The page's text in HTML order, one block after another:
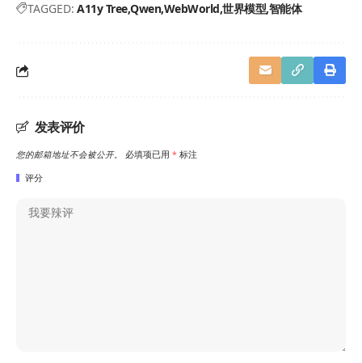
TAGGED: A11y TreeQwen WebWorld 世界模型 智能体
发表评价
您的邮箱地址不会被公开。 必填项已用 * 标注
评分